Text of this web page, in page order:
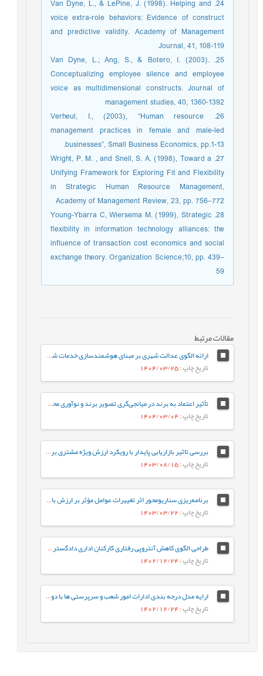
24. Van Dyne, L., & LePine, J. (1998). Helping and
voice extra-role behaviors: Evidence of construct
and predictive validity. Academy of Management
Journal, 41, 108-119
25. Van Dyne, L.; Ang, S., & Botero, I. (2003).
Conceptualizing employee silence and employee
voice as multidimensional constructs. Journal of
management studies, 40, 1360-1392
26. Verheul, I., (2003), “Human resource
management practices in female and male-led
businesses”, Small Business Economics, pp.1-13.
27. Wright, P. M. , and Snell, S. A. (1998), Toward a
Unifying Framework for Exploring Fit and Flexibility
in Strategic Human Resource Management,
Academy of Management Review, 23, pp. 756–772
28. Young-Ybarra C, Wiersema M. (1999), Strategic
flexibility in information technology alliances: the
influence of transaction cost economics and social
exchange theory. Organization Science;10, pp. 439–
59
مقالات مرتبط
ارائه الگوی عدالت شهری بر مبنای هوشمندسازی خدمات شهری درکلان شهرهای ایران
تاریخ چاپ: 1404/03/25
تأثیر اعتماد به برند در میانجی‌گری تصویر برند و نوآوری محصول بر وفاداری مصرف کننده
تاریخ چاپ: 1404/03/04
بررسی تاثیر بازاریابی پایدار با رویکرد ارزش ویژه مشتری بر رفتار مشتری و عملکرد سازمان (مورد مطالعه شرکت¬های شوینده ایران)
تاریخ چاپ: 1403/08/15
برنامه‌ریزی سناریومحور اثر تغییرات عوامل مؤثر بر ارزش بازار فولاد با استفاده از رویکرد پویایی‌شناسی سیستم در شرکت معدنی و صنعتی چادرملو اردکان یزد
تاریخ چاپ: 1403/03/22
طراحی الگوی کاهش آنتروپی رفتاری کارکنان اداری دادگستری با تمرکز بر مدل سه شاخگی
تاریخ چاپ: 1402/12/24
ارایه مدل درجه بندی ادارات امور شعب و سرپرستی ها با دو رویکرد بانکداری نوین و ادغام شعب با استفاده ازAHP و DEA
تاریخ چاپ: 1402/12/24